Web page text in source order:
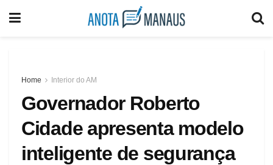
Home Interior do AM
Governador Roberto
Cidade apresenta modelo
inteligente de segurança